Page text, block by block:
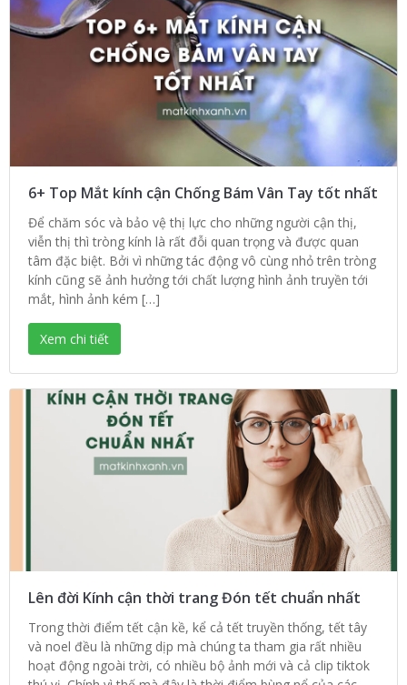
6+ Top Mắt kính cận Chống Bám Vân Tay tốt nhất
Để chăm sóc và bảo vệ thị lực cho những người cận thị,
viễn thị thì tròng kính là rất đỗi quan trọng và được quan
tâm đặc biệt. Bởi vì những tác động vô cùng nhỏ trên tròng
kính cũng sẽ ảnh hưởng tới chất lượng hình ảnh truyền tới
mắt, hình ảnh kém […]
Xem chi tiết
Lên đời Kính cận thời trang Đón tết chuẩn nhất
Trong thời điểm tết cận kề, kể cả tết truyền thống, tết tây
và noel đều là những dịp mà chúng ta tham gia rất nhiều
hoạt động ngoài trời, có nhiều bộ ảnh mới và cả clip tiktok